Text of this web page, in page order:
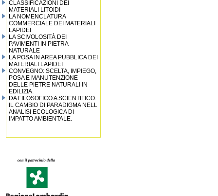
CLASSIFICAZIONI DEI
MATERIALI LITOIDI
LA NOMENCLATURA
COMMERCIALE DEI MATERIALI
LAPIDEI
LA SCIVOLOSITÀ DEI
PAVIMENTI IN PIETRA
NATURALE
LA POSA IN AREA PUBBLICA DEI
MATERIALI LAPIDEI
CONVEGNO: SCELTA, IMPIEGO,
POSA E MANUTENZIONE
DELLE PIETRE NATURALI IN
EDILIZIA.
DA FILOSOFICO A SCIENTIFICO:
IL CAMBIO DI PARADIGMA NELL
ANALISI ECOLOGICA DI
IMPATTO AMBIENTALE.